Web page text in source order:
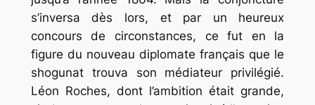
s’inversa dès lors, et par un heureux
concours de circonstances, ce fut en la
figure du nouveau diplomate français que le
shogunat trouva son médiateur privilégié.
Léon Roches, dont l’ambition était grande,